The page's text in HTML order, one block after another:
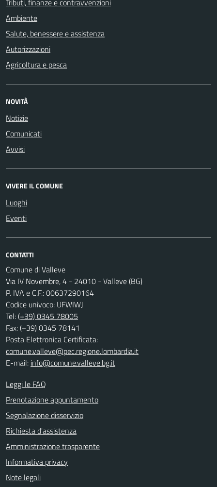
Tributi, finanze e contravvenzioni
Ambiente
Salute, benessere e assistenza
Autorizzazioni
Agricoltura e pesca
NOVITÀ
Notizie
Comunicati
Avvisi
VIVERE IL COMUNE
Luoghi
Eventi
CONTATTI
Comune di Valleve
Via IV Novembre, 4 - 24010 - Valleve (BG)
P. IVA e C.F.: 00637290164
Codice univoco: UFWIWJ
Tel:(+39) 0345 78005
Fax: (+39) 0345 78141
Posta Elettronica Certificata:
comune.valleve@pec.regione.lombardia.it
E-mail: info@comune.valleve.bg.it
Leggi le FAQ
Prenotazione appuntamento
Segnalazione disservizio
Richiesta d'assistenza
Amministrazione trasparente
Informativa privacy
Note legali